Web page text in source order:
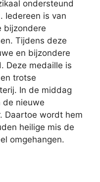
ondersteund
Iedereen is van
bijzondere
Tijdens deze
en bijzondere
Deze medaille is
trotse
In de middag
de nieuwe
Daartoe wordt hem
heilige mis de
omgehangen.